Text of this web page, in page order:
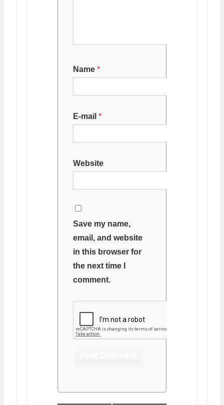
Name *
E-mail *
Website
Save my name,
email, and website
in this browser for
the next time I
comment.